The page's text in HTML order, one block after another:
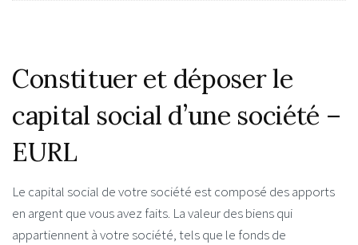
Constituer et déposer le
capital social d’une société –
EURL
Le capital social de votre société est composé des apports
en argent que vous avez faits. La valeur des biens qui
appartiennent à votre société, tels que le fonds de